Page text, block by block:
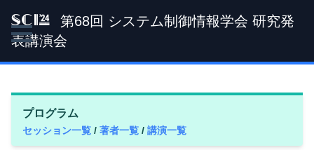
SCI '24
第68回 システム制御情報学会 研究発
表講演会
プログラム
セッション一覧 / 著者一覧 / 講演一覧